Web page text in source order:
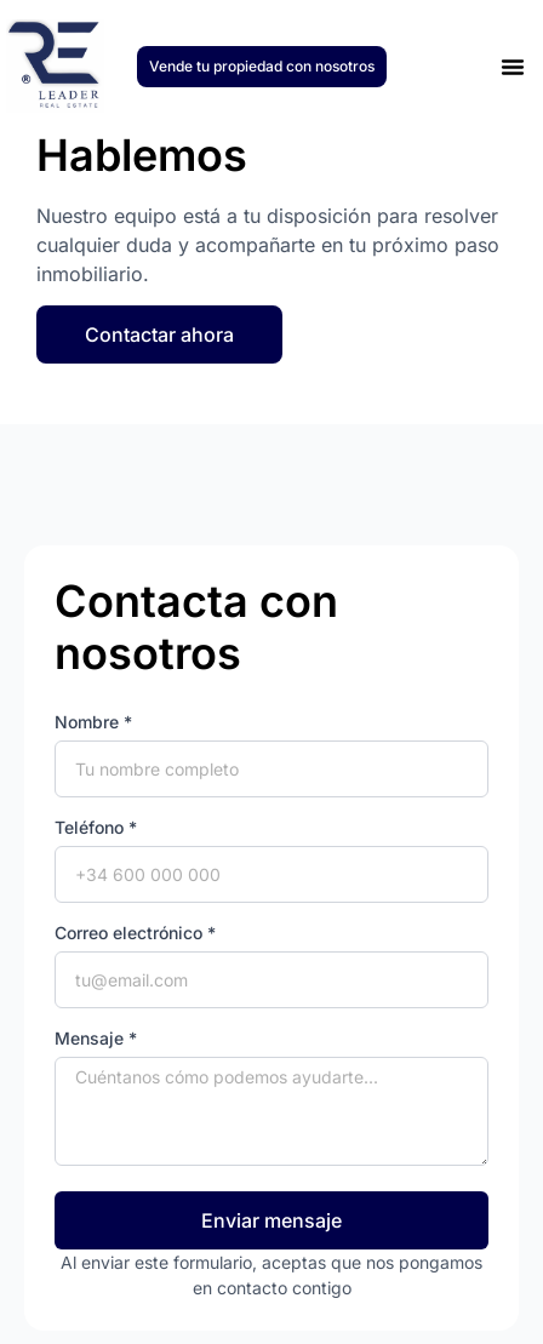
Vende tu propiedad con nosotros
Hablemos
Nuestro equipo está a tu disposición para resolver
cualquier duda y acompañarte en tu próximo paso
inmobiliario.
Contactar ahora
Contacta con
nosotros
Nombre *
Teléfono *
Correo electrónico *
Mensaje *
Enviar mensaje
Al enviar este formulario, aceptas que nos pongamos
en contacto contigo